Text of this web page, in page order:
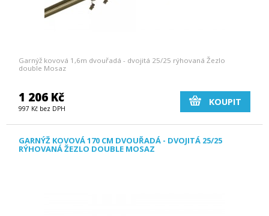
Garnýž kovová 1,6m dvouřadá - dvojitá 25/25 rýhovaná Žezlo
double Mosaz
1 206 Kč
997 Kč bez DPH
KOUPIT
GARNÝŽ KOVOVÁ 170 CM DVOUŘADÁ - DVOJITÁ 25/25
RÝHOVANÁ ŽEZLO DOUBLE MOSAZ